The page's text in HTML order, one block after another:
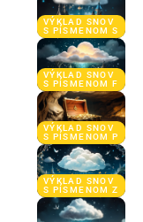
VÝKLAD SNOV
S PÍSMENOM S
VÝKLAD SNOV
S PÍSMENOM F
VÝKLAD SNOV
S PÍSMENOM P
VÝKLAD SNOV
S PÍSMENOM Z